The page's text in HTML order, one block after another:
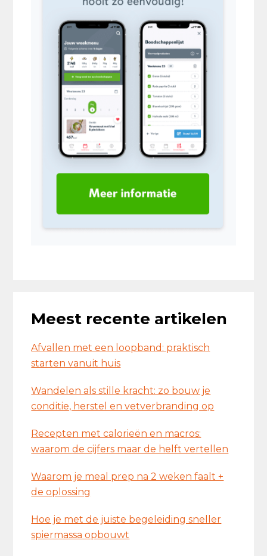
Meest recente artikelen
Afvallen met een loopband: praktisch
starten vanuit huis
Wandelen als stille kracht: zo bouw je
conditie, herstel en vetverbranding op
Recepten met calorieën en macros:
waarom de cijfers maar de helft vertellen
Waarom je meal prep na 2 weken faalt +
de oplossing
Hoe je met de juiste begeleiding sneller
spiermassa opbouwt